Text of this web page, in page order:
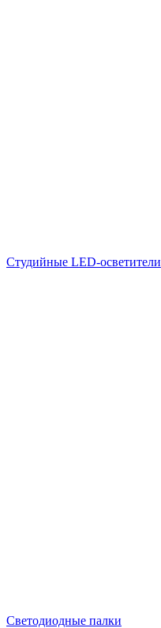
Студийные LED-осветители
Светодиодные палки